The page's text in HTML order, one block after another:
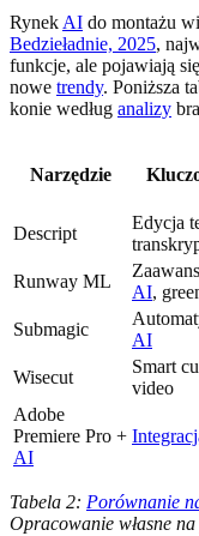
Rynek AI do montażu
Bedzieładnie, 2025,
funkcje, ale pojawiają
nowe trendy. Poniższa
konie według analizy
Narzędzie
Descript
Edycja
Runway ML
AI,
Submagic
AI
Wisecut
Smart
video
Adobe
Premiere Pro +
AI
Tabela 2: Porównanie
Opracowanie własne